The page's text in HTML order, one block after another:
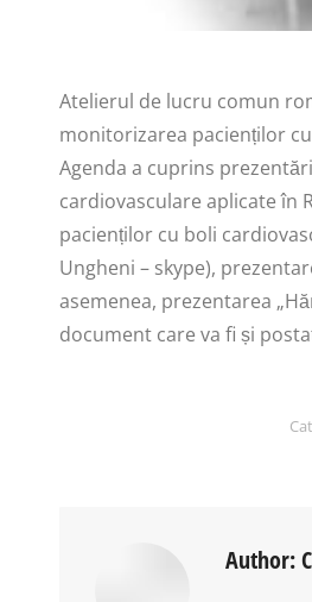
Atelierul de lucru comun
monitorizarea pacienților
Agenda a cuprins
cardiovasculare aplicate în
pacienților cu boli
Ungheni – skype),
asemenea, prezentarea
document care va fi și
Author: